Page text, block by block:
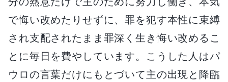
で悔い改めたりせずに、罪を犯す本性に束縛
され支配されたまま罪深く生き悔い改めるこ
とに毎日を費やしています。こうした人はパ
ウロの言葉だけにもとづいて主の出現と降臨